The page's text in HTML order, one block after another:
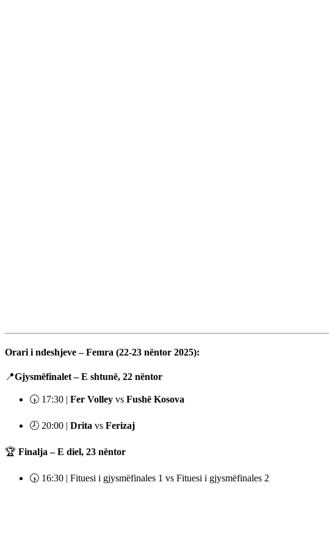
Orari i ndeshjeve – Femra (22-23 nëntor 2025):
📍Gjysmëfinalet – E shtunë, 22 nëntor
🕠 17:30 | Fer Volley vs Fushë Kosova
🕗 20:00 | Drita vs Ferizaj
🏆 Finalja – E diel, 23 nëntor
🕠 16:30 | Fituesi i gjysmëfinales 1 vs Fituesi i gjysmëfinales 2